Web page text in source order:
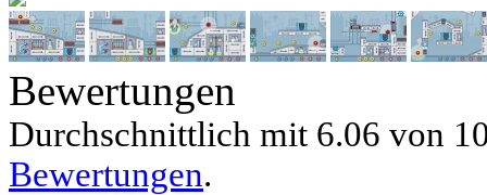
Bewertungen
Durchschnittlich mit 6.06 von
Bewertungen.